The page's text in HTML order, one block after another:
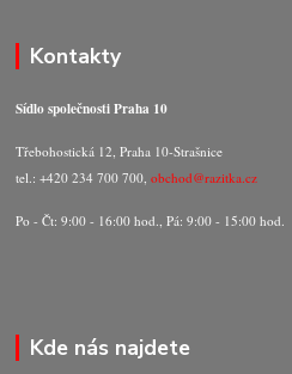
Kontakty
Sídlo společnosti Praha 10
Třebohostická 12, Praha 10-Strašnice
tel.: +420 234 700 700,obchod@razitka.cz
Po - Čt: 9:00 - 16:00 hod., Pá: 9:00 - 15:00 hod.
Kde nás najdete